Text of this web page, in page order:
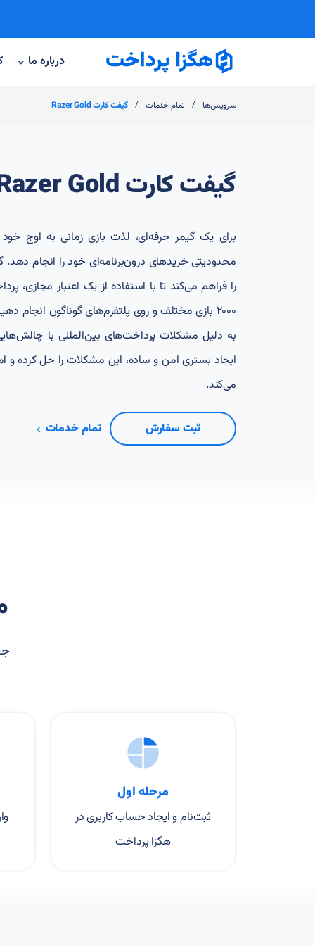
درباره ما
سرویس‌ها / تمام خدمات / گیفت کارت Razer Gold
گیفت کارت Razer Gold
برای یک گیمر حرفه‌ای، لذت بازی زمانی به اوج
را فراهم می‌کند تا با استفاده از یک اعتبار مجازی،
2000 بازی مختلف و روی پلتفرم‌های گوناگون انجام
به دلیل مشکلات پرداخت‌های بین‌المللی با
ایجاد بستری امن و ساده، این مشکلات را حل کرده و
می‌کند.
ثبت سفارش تمام خدمات
مرحله اول
ثبت‌نام و ایجاد حساب کاربری در
هگزا پرداخت